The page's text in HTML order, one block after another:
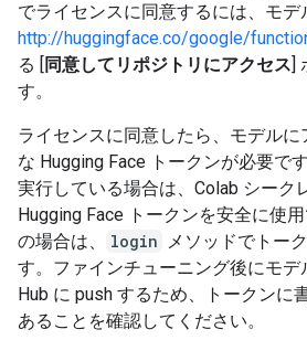
でライセンスに同意するには、モデ
http://huggingface.co/google/
る [同意してリポジトリにアクセス]
す。
ライセンスに同意したら、モデル
な Hugging Face トークンが必要で
実行している場合は、Colab シーク
Hugging Face トークンを安全に使
の場合は、
login メソッドでトー
す。ファインチューニング後にモデ
Hub に push するため、トークンに
あることを確認してください。